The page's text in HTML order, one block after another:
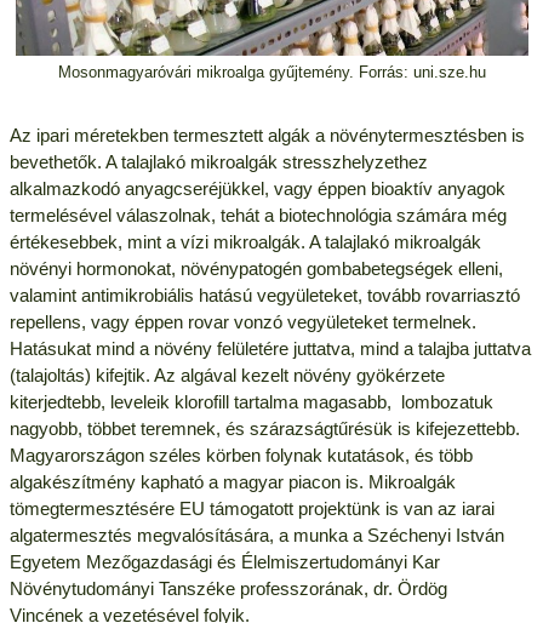
Mosonmagyaróvári mikroalga gyűjtemény. Forrás: uni.sze.hu
Az ipari méretekben termesztett algák a növénytermesztésben is
bevethetők. A talajlakó mikroalgák stresszhelyzethez
alkalmazkodó anyagcseréjükkel, vagy éppen bioaktív anyagok
termelésével válaszolnak, tehát a biotechnológia számára még
értékesebbek, mint a vízi mikroalgák. A talajlakó mikroalgák
növényi hormonokat, növénypatogén gombabetegségek elleni,
valamint antimikrobiális hatású vegyületeket, tovább rovarriasztó
repellens, vagy éppen rovar vonzó vegyületeket termelnek.
Hatásukat mind a növény felületére juttatva, mind a talajba juttatva
(talajoltás) kifejtik. Az algával kezelt növény gyökérzete
kiterjedtebb, leveleik klorofill tartalma magasabb, lombozatuk
nagyobb, többet teremnek, és szárazságtűrésük is kifejezettebb.
Magyarországon széles körben folynak kutatások, és több
algakészítmény kapható a magyar piacon is. Mikroalgák
tömegtermesztésére EU támogatott projektünk is van az iarai
algatermesztés megvalósítására, a munka a Széchenyi István
Egyetem Mezőgazdasági és Élelmiszertudományi Kar
Növénytudományi Tanszéke professzorának, dr. Ördög
Vincének a vezetésével folyik.